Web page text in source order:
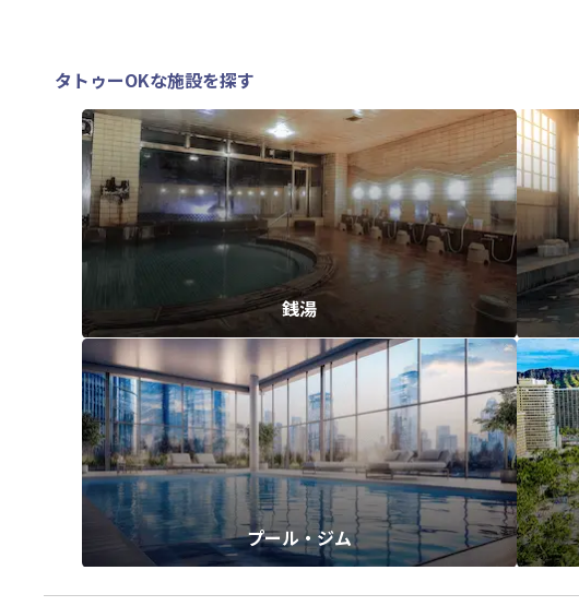
タトゥーOKな施設を探す
銭湯
プール・ジム